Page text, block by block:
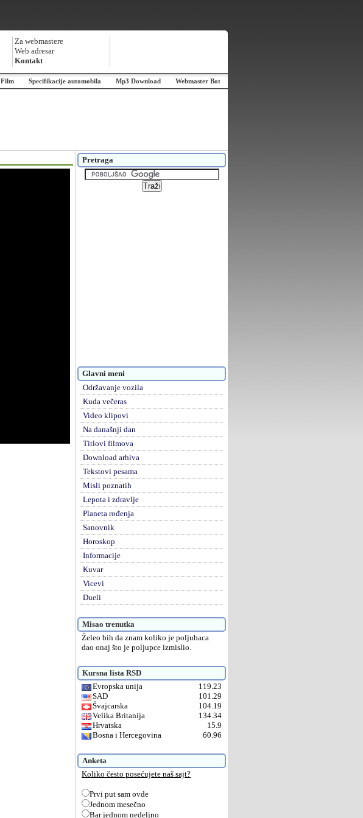
Za webmastere
Web adresar
Kontakt
Film Specifikacije automobila Mp3 Download Webmaster Bot
Pretraga
Glavni meni
Održavanje vozila
Kuda večeras
Video klipovi
Na današnji dan
Titlovi filmova
Download arhiva
Tekstovi pesama
Misli poznatih
Lepota i zdravlje
Planeta rođenja
Sanovnik
Horoskop
Informacije
Kuvar
Vicevi
Dueli
Misao trenutka
Želeo bih da znam koliko je poljubaca
dao onaj što je poljupce izmislio.
Kursna lista RSD
Evropska unija
119.23
SAD
101.29
Švajcarska
104.19
Velika Britanija
134.34
Hrvatska
15.9
Bosna i Hercegovina
60.96
Anketa
Koliko često posećujete naš sajt?
Prvi put sam ovde
Jednom mesečno
Bar jednom nedeljno